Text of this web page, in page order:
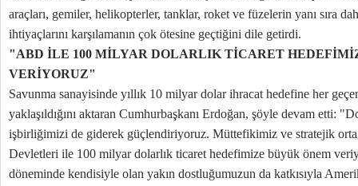
araçları, gemiler, helikopterler, tanklar, roket ve füzelerin yanı sıra
ihtiyaçlarını karşılamanın çok ötesine geçtiğini dile getirdi.
"ABD İLE 100 MİLYAR DOLARLIK TİCARET
VERİYORUZ"
Savunma sanayisinde yıllık 10 milyar dolar ihracat hedefine her
yaklaşıldığını aktaran Cumhurbaşkanı Erdoğan, şöyle devam etti:
işbirliğimizi de giderek güçlendiriyoruz. Müttefikimiz ve stratejik
Devletleri ile 100 milyar dolarlık ticaret hedefimize büyük önem
döneminde kendisiyle olan yakın dostluğumuzun da katkısıyla